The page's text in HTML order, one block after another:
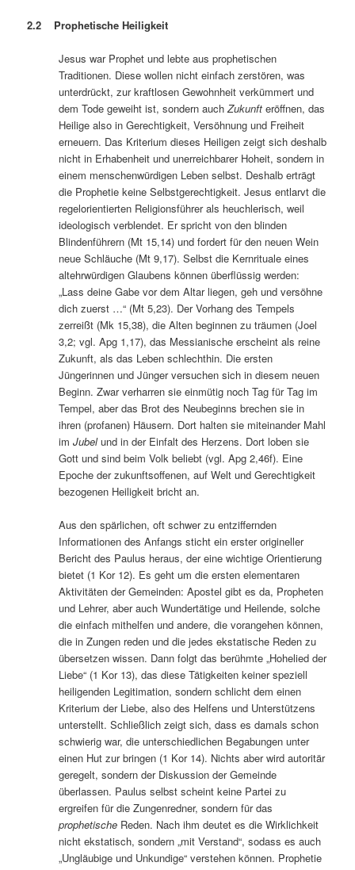
2.2 Prophetische Heiligkeit
Jesus war Prophet und lebte aus prophetischen
Traditionen. Diese wollen nicht einfach zerstören, was
unterdrückt, zur kraftlosen Gewohnheit verkümmert und
dem Tode geweiht ist, sondern auchZukunft eröffnen, das
Heilige also in Gerechtigkeit, Versöhnung und Freiheit
erneuern. Das Kriterium dieses Heiligen zeigt sich deshalb
nicht in Erhabenheit und unerreichbarer Hoheit, sondern in
einem menschenwürdigen Leben selbst. Deshalb erträgt
die Prophetie keine Selbstgerechtigkeit. Jesus entlarvt die
regelorientierten Religionsführer als heuchlerisch, weil
ideologisch verblendet. Er spricht von den blinden
Blindenführern (Mt 15,14) und fordert für den neuen Wein
neue Schläuche (Mt 9,17). Selbst die Kernrituale eines
altehrwürdigen Glaubens können überflüssig werden:
„Lass deine Gabe vor dem Altar liegen, geh und versöhne
dich zuerst …“ (Mt 5,23). Der Vorhang des Tempels
zerreißt (Mk 15,38), die Alten beginnen zu träumen (Joel
3,2; vgl. Apg 1,17), das Messianische erscheint als reine
Zukunft, als das Leben schlechthin. Die ersten
Jüngerinnen und Jünger versuchen sich in diesem neuen
Beginn. Zwar verharren sie einmütig noch Tag für Tag im
Tempel, aber das Brot des Neubeginns brechen sie in
ihren (profanen) Häusern. Dort halten sie miteinander Mahl
imJubelund in der Einfalt des Herzens. Dort loben sie
Gott und sind beim Volk beliebt (vgl. Apg 2,46f). Eine
Epoche der zukunftsoffenen, auf Welt und Gerechtigkeit
bezogenen Heiligkeit bricht an.
Aus den spärlichen, oft schwer zu entziffernden
Informationen des Anfangs sticht ein erster origineller
Bericht des Paulus heraus, der eine wichtige Orientierung
bietet (1 Kor 12). Es geht um die ersten elementaren
Aktivitäten der Gemeinden: Apostel gibt es da, Propheten
und Lehrer, aber auch Wundertätige und Heilende, solche
die einfach mithelfen und andere, die vorangehen können,
die in Zungen reden und die jedes ekstatische Reden zu
übersetzen wissen. Dann folgt das berühmte „Hohelied der
Liebe“ (1 Kor 13), das diese Tätigkeiten keiner speziell
heiligenden Legitimation, sondern schlicht dem einen
Kriterium der Liebe, also des Helfens und Unterstützens
unterstellt. Schließlich zeigt sich, dass es damals schon
schwierig war, die unterschiedlichen Begabungen unter
einen Hut zur bringen (1 Kor 14). Nichts aber wird autoritär
geregelt, sondern der Diskussion der Gemeinde
überlassen. Paulus selbst scheint keine Partei zu
ergreifen für die Zungenredner, sondern für das
prophetische Reden. Nach ihm deutet es die Wirklichkeit
nicht ekstatisch, sondern „mit Verstand“, sodass es auch
„Ungläubige und Unkundige“ verstehen können. Prophetie